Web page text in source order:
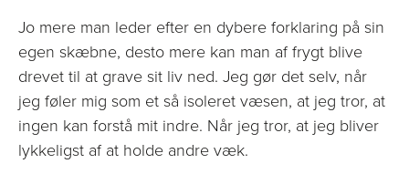
Jo mere man leder efter en dybere forklaring på sin
egen skæbne, desto mere kan man af frygt blive
drevet til at grave sit liv ned. Jeg gør det selv, når
jeg føler mig som et så isoleret væsen, at jeg tror, at
ingen kan forstå mit indre. Når jeg tror, at jeg bliver
lykkeligst af at holde andre væk.